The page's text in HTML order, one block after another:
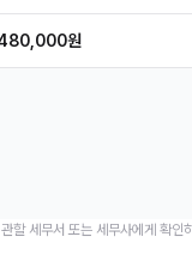
원
할 세무서 또는 세무사에게 확인